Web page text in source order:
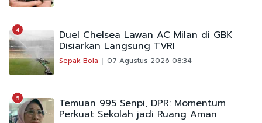
4 Duel Chelsea Lawan AC Milan di GBK
Disiarkan Langsung TVRI
Sepak Bola 07 Agustus 2026 08:34
5 Temuan 995 Senpi, DPR: Momentum
Perkuat Sekolah jadi Ruang Aman